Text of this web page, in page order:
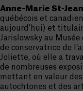
Anne-Marie St-
québécois et
aujourd’hui) et
Jarislowsky au
de conservatrice de
Joliette, où elle a
de nombreuses
mettant en valeur
autochtones et des